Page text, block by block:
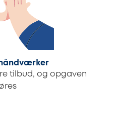
tilbud, og opgaven